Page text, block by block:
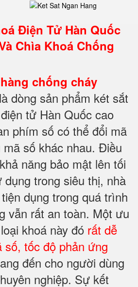
Điện Tử Hàn Quốc
Chìa Khoá Chống
chống cháy
là dòng sản phẩm két sắt
tử Hàn Quốc cao
phím số có thể đổi mã
số khác nhau. Điều
năng bảo mật lên tối
trong siêu thị, nhà
dụng trong quá trình
vẫn rất an toàn. Một ưu
khoá này đó rất dễ
số, tốc độ phản ứng
đến cho người dùng
nghiệp. Sự kết